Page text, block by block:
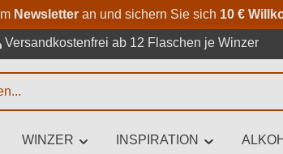
Zum Hauptinhalt springen
Zur Suche springen
Zur Hauptnavigation
Newsletteran und sichern Sie sich 10 €
Versandkostenfrei ab 12 Flaschen je Winzer
WINZER INSPIRATION